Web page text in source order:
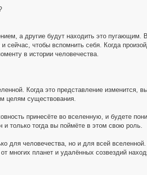
а другие будут находить это пугающим. В
сейчас, чтобы вспомнить себя. Когда
в истории человечества.
Когда это представление изменится,
целям существования.
принесёте во вселенную, и будете
только тогда вы поймёте в этом свою роль.
для человечества, но и для всей вселенной.
многих планет и удалённых созвездий